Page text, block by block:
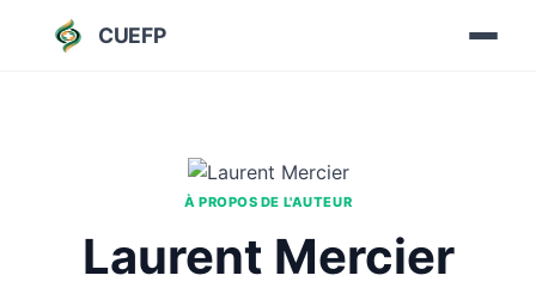
CUEFP
À PROPOS DE L'AUTEUR
Laurent Mercier